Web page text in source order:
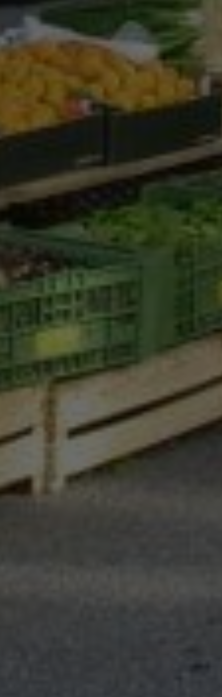
Marketing
Marketing Cookies werden von Drittanbietern oder
Publishern verwendet, um personalisierte
Besucher über Websites hinweg verfolgen.
Externe Medien
Wenn Cookies von externen Medien akzeptiert
werden, bedarf der Zugriff auf externe Inhalte
keiner manuellen Zustimmung mehr.
Google Maps